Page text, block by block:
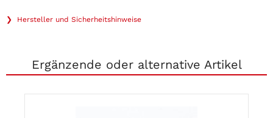
❯ Hersteller und Sicherheitshinweise
Ergänzende oder alternative Artikel